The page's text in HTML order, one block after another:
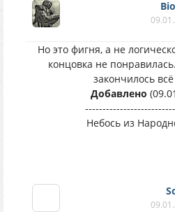
Но это фигня, а не
концовка не
закончилось
Добавлено
Небось из